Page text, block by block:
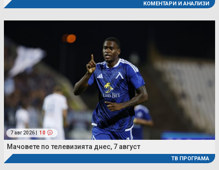
КОМЕНТАРИ И АНАЛИЗИ
7 авг 2026 | 10
Мачовете по телевизията днес, 7 август
ТВ ПРОГРАМА